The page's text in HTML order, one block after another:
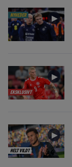
NYHEDER ►
EKSKLUSIVT
►
HELT VILDT
►